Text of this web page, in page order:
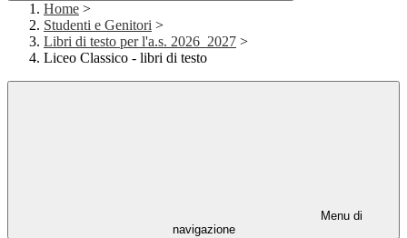
Home >
Studenti e Genitori >
Libri di testo per l'a.s. 2026_2027 >
Liceo Classico - libri di testo
Menu di
navigazione